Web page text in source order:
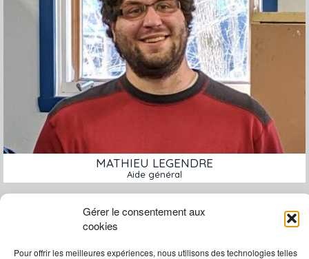
Gérer le consentement aux
cookies
Pour offrir les meilleures expériences, nous utilisons des technologies telles
MATHIEU LEGENDRE
Aide général